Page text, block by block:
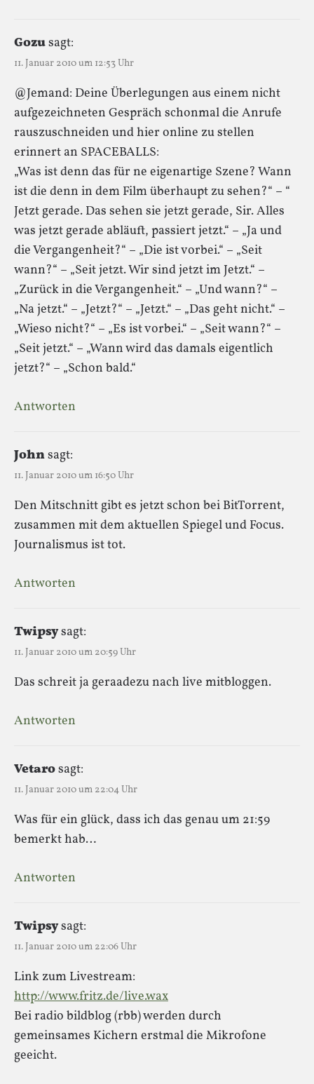
Gozusagt:
11. Januar 2010 um 12:53 Uhr
@Jemand: Deine Überlegungen aus einem nicht
aufgezeichneten Gespräch schonmal die Anrufe
rauszuschneiden und hier online zu stellen
erinnert an SPACEBALLS:
„Was ist denn das für ne eigenartige Szene? Wann
ist die denn in dem Film überhaupt zu sehen?“ – “
Jetzt gerade. Das sehen sie jetzt gerade, Sir. Alles
was jetzt gerade abläuft, passiert jetzt.“ – „Ja und
die Vergangenheit?“ – „Die ist vorbei.“ – „Seit
wann?“ – „Seit jetzt. Wir sind jetzt im Jetzt.“ –
„Zurück in die Vergangenheit.“ – „Und wann?“ –
„Na jetzt.“ – „Jetzt?“ – „Jetzt.“ – „Das geht nicht.“ –
„Wieso nicht?“ – „Es ist vorbei.“ – „Seit wann?“ –
„Seit jetzt.“ – „Wann wird das damals eigentlich
jetzt?“ – „Schon bald.“
Antworten
Johnsagt:
11. Januar 2010 um 16:50 Uhr
Den Mitschnitt gibt es jetzt schon bei BitTorrent,
zusammen mit dem aktuellen Spiegel und Focus.
Journalismus ist tot.
Antworten
Twipsysagt:
11. Januar 2010 um 20:59 Uhr
Das schreit ja geraadezu nach live mitbloggen.
Antworten
Vetarosagt:
11. Januar 2010 um 22:04 Uhr
Was für ein glück, dass ich das genau um 21:59
bemerkt hab…
Antworten
Twipsysagt:
11. Januar 2010 um 22:06 Uhr
Link zum Livestream:
http://www.fritz.de/live.wax
Bei radio bildblog (rbb) werden durch
gemeinsames Kichern erstmal die Mikrofone
geeicht.